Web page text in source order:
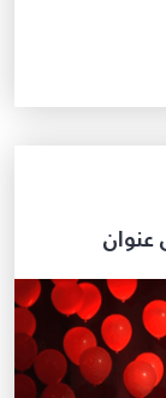
عنوان